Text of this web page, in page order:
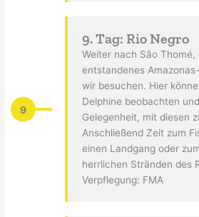
9
9. Tag: Rio Negro
Weiter nach São Thomé,
entstandenes
wir besuchen. Hier
Delphine beobachten
Gelegenheit, mit diesen
Anschließend Zeit zum
einen Landgang oder
herrlichen Stränden des
Verpflegung: FMA